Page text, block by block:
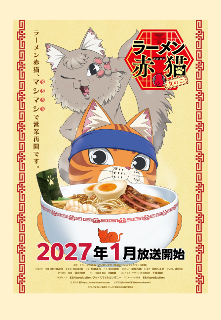
STAFF CAST
GAME
SHARE